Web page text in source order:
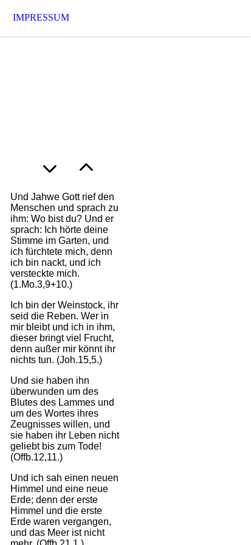
IMPRESSUM
Und Jahwe Gott rief den
Menschen und sprach zu
ihm: Wo bist du? Und er
sprach: Ich hörte deine
Stimme im Garten, und
ich fürchtete mich, denn
ich bin nackt, und ich
versteckte mich.
(1.Mo.3,9+10.)
Ich bin der Weinstock, ihr
seid die Reben. Wer in
mir bleibt und ich in ihm,
dieser bringt viel Frucht,
denn außer mir könnt ihr
nichts tun. (Joh.15,5.)
Und sie haben ihn
überwunden um des
Blutes des Lammes und
um des Wortes ihres
Zeugnisses willen, und
sie haben ihr Leben nicht
geliebt bis zum Tode!
(Offb.12,11.)
Und ich sah einen neuen
Himmel und eine neue
Erde; denn der erste
Himmel und die erste
Erde waren vergangen,
und das Meer ist nicht